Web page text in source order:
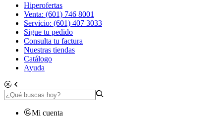
Hiperofertas
Venta: (601) 746 8001
Servicio: (601) 407 3033
Sigue tu pedido
Consulta tu factura
Nuestras tiendas
Catálogo
Ayuda
Mi cuenta